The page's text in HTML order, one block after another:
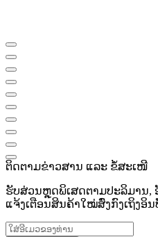
ຕິດຕາມຂ່າວສານ ແລະ ຂໍ້ສະເໜີ
ຮັບສ່ວນຫຼຸດພິເສດຕາມປະລິມານ,
ແຈ້ງເຕືອນສິນຄ້າໃໝ່ສົ່ງກົງເຖິງອິ